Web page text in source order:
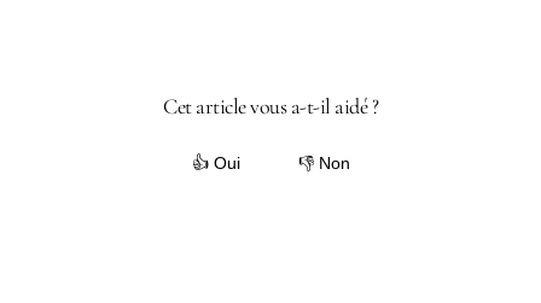
Cet article vous a-t-il aidé ?
👍 Oui 👎 Non